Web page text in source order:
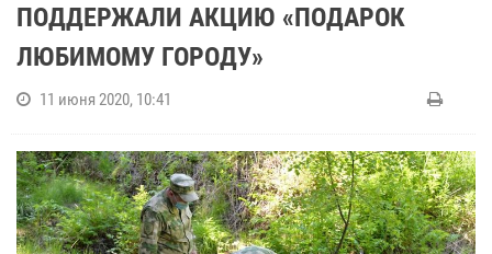
ПОДДЕРЖАЛИ АКЦИЮ «ПОДАРОК
ЛЮБИМОМУ ГОРОДУ»
11 июня 2020, 10:41